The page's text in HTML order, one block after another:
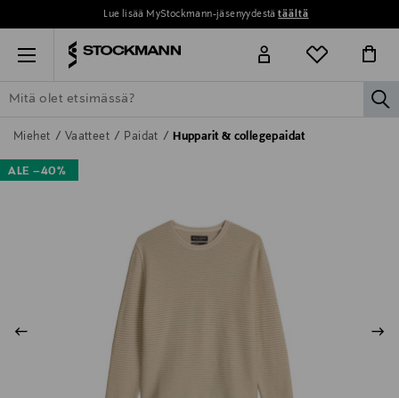
Lue lisää MyStockmann-jäsenyydestätäältä
Menu
ETSI KAIKKI NAISET MIEHET LAPSET KOTI
Miehet Vaatteet Paidat Hupparit & collegepaidat
ALE –40%